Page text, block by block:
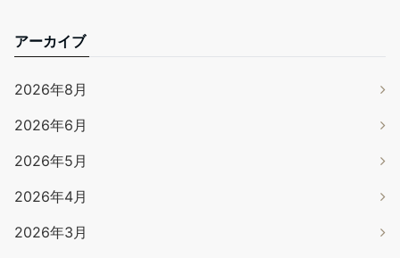
アーカイブ
2026年8月
2026年6月
2026年5月
2026年4月
2026年3月